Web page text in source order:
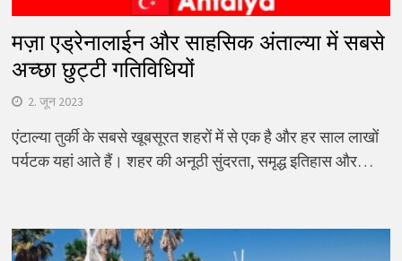
मज़ा एड्रेनालाईन और साहसिक अंताल्या में सबसे
अच्छा छुट्टी गतिविधियों
2. जून 2023
एंटाल्या तुर्की के सबसे खूबसूरत शहरों में से एक है और हर साल लाखों
पर्यटक यहां आते हैं। शहर की अनूठी सुंदरता, समृद्ध इतिहास और…